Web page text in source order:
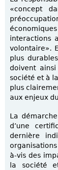
«concept
interactions
volontaire».
plus
doivent
société et à
plus
aux enjeux
La
d’une
dernière
à-vis des
la société